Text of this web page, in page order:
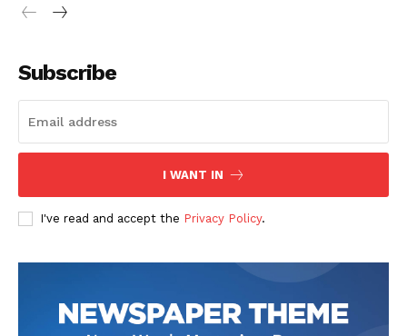
Diario los Andes
Contacto
Subscribe
I WANT IN
I've read and accept the Privacy Policy.